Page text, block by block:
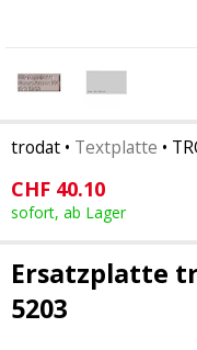
trodat • Textplatte •
CHF 40.10
sofort, ab Lager
Ersatzplatte
5203